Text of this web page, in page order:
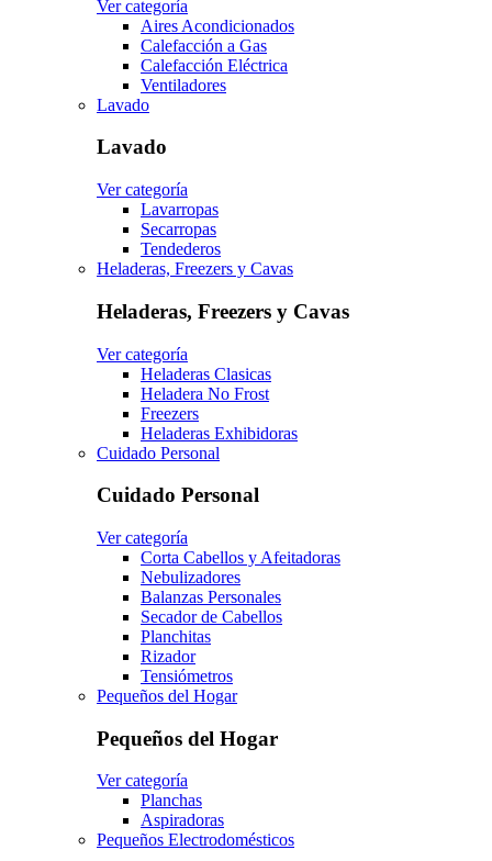
Ver categoría
Aires Acondicionados
Calefacción a Gas
Calefacción Eléctrica
Ventiladores
Lavado
Lavado
Ver categoría
Lavarropas
Secarropas
Tendederos
Heladeras, Freezers y Cavas
Heladeras, Freezers y Cavas
Ver categoría
Heladeras Clasicas
Heladera No Frost
Freezers
Heladeras Exhibidoras
Cuidado Personal
Cuidado Personal
Ver categoría
Corta Cabellos y Afeitadoras
Nebulizadores
Balanzas Personales
Secador de Cabellos
Planchitas
Rizador
Tensiómetros
Pequeños del Hogar
Pequeños del Hogar
Ver categoría
Planchas
Aspiradoras
Pequeños Electrodomésticos